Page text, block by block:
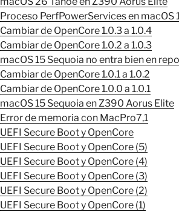
Proceso PerfPowerServices en macOS
Cambiar de OpenCore 1.0.3 a 1.0.4
Cambiar de OpenCore 1.0.2 a 1.0.3
macOS 15 Sequoia no entra bien en
Cambiar de OpenCore 1.0.1 a 1.0.2
Cambiar de OpenCore 1.0.0 a 1.0.1
macOS 15 Sequoia en Z390 Aorus Elite
Error de memoria con MacPro7,1
UEFI Secure Boot y OpenCore
UEFI Secure Boot y OpenCore (5)
UEFI Secure Boot y OpenCore (4)
UEFI Secure Boot y OpenCore (3)
UEFI Secure Boot y OpenCore (2)
UEFI Secure Boot y OpenCore (1)